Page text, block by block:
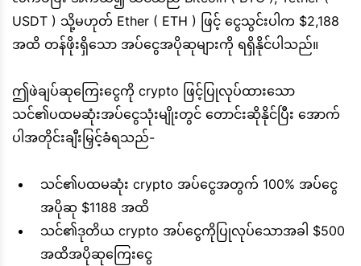
USDT ) သို့မဟုတ် Ether ( ETH ) ဖြင့် ငွေသွင်းပါက $2,188
အထိ တန်ဖိုးရှိသော အပ်ငွေအပိုဆုများကို ရရှိနိုင်ပါသည်။
ဤဖဲချပ်ဆုကြေးငွေကို crypto ဖြင့်ပြုလုပ်ထားသော
သင်၏ပထမဆုံးအပ်ငွေသုံးမျိုးတွင် တောင်းဆိုနိုင်ပြီး အောက်
ပါအတိုင်းချီးမြှင့်ခံရသည်-
သင်၏ပထမဆုံး crypto အပ်ငွေအတွက် 100% အပ်ငွေ
အပိုဆု $1188 အထိ
သင်၏ဒုတိယ crypto အပ်ငွေကိုပြုလုပ်သောအခါ $500
အထိအပိုဆုကြေးငွေ